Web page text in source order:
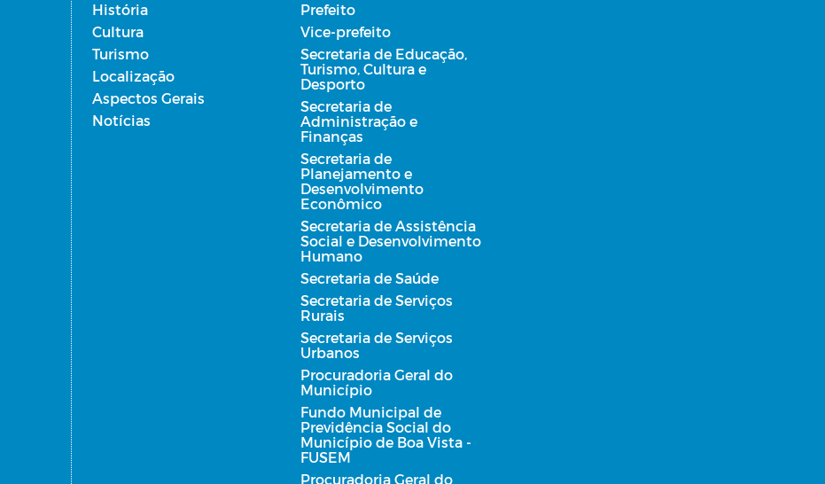
História
Cultura
Turismo
Localização
Aspectos Gerais
Notícias
Prefeito
Vice-prefeito
Secretaria de Educação,
Turismo, Cultura e
Desporto
Secretaria de
Administração e
Finanças
Secretaria de
Planejamento e
Desenvolvimento
Econômico
Secretaria de Assistência
Social e Desenvolvimento
Humano
Secretaria de Saúde
Secretaria de Serviços
Rurais
Secretaria de Serviços
Urbanos
Procuradoria Geral do
Município
Fundo Municipal de
Previdência Social do
Município de Boa Vista -
FUSEM
Procuradoria Geral do